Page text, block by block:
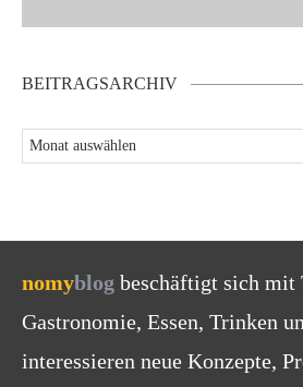
BEITRAGSARCHIV
nomyblog beschäftigt sich mit
Gastronomie, Essen, Trinken
interessieren neue Konzepte,